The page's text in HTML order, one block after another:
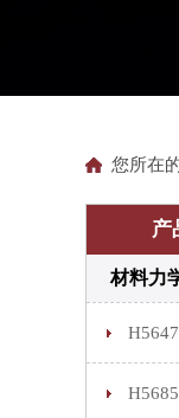
您所在
产
材料力